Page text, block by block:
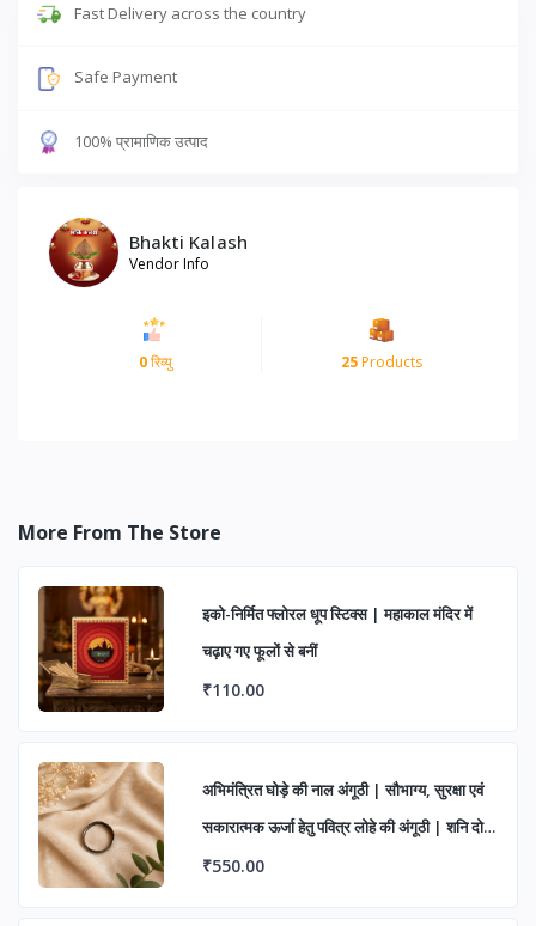
Fast Delivery across the country
Safe Payment
100% प्रामाणिक उत्पाद
Bhakti Kalash
Vendor Info
0रिव्यु 25Products
More From The Store
इको-निर्मित फ्लोरल धूप स्टिक्स | महाकाल मंदिर में
चढ़ाए गए फूलों से बनीं
₹110.00
अभिमंत्रित घोड़े की नाल अंगूठी | सौभाग्य, सुरक्षा एवं
सकारात्मक ऊर्जा हेतु पवित्र लोहे की अंगूठी | शनि दोष
निवारण एवं शुभ लाभ के लिए आध्यात्मिक रिंग
₹550.00